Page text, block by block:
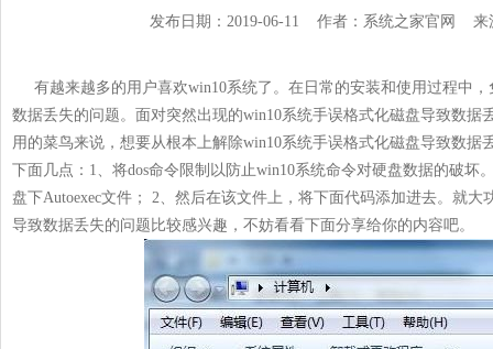
发布日期：2019-06-11 作者：系统之家官网 来
有越来越多的用户喜欢win10系统了。在日常的安装和使用过程中，
数据丢失的问题。面对突然出现的win10系统手误格式化磁盘导致数据
用的菜鸟来说，想要从根本上解除win10系统手误格式化磁盘导致数据
下面几点：1、将dos命令限制以防止win10系统命令对硬盘数据的破坏
盘下Autoexec文件； 2、然后在该文件上，将下面代码添加进去。就
导致数据丢失的问题比较感兴趣，不妨看看下面分享给你的内容吧。